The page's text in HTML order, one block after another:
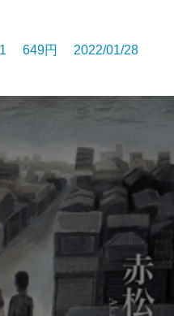
1 649円 2022/01/28